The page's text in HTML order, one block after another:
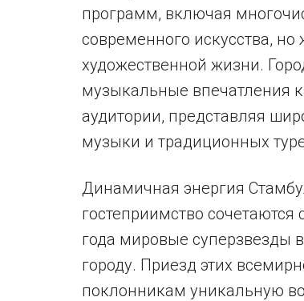
программ, включая
современного искусства,
художественной жизни.
музыкальные впечатления
аудитории, представляя
музыки и традиционных
Динамичная энергия
гостеприимство
года мировые суперзвезды
городу. Приезд этих
поклонникам уникальную